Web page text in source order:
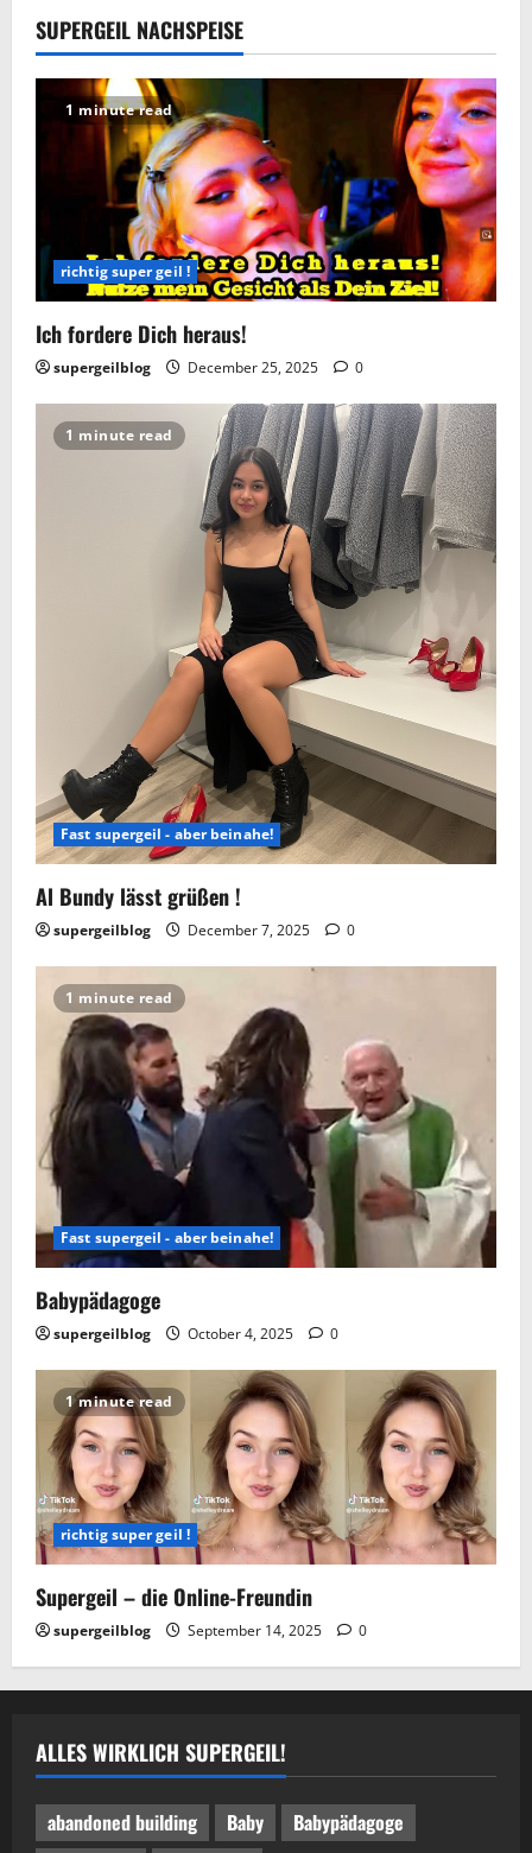
SUPERGEIL NACHSPEISE
1 minute read
richtig super geil !
Ich fordere Dich heraus!
supergeilblog December 25, 2025 0
1 minute read
Fast supergeil - aber beinahe!
Al Bundy lässt grüßen !
supergeilblog December 7, 2025 0
1 minute read
Fast supergeil - aber beinahe!
Babypädagoge
supergeilblog October 4, 2025 0
1 minute read
richtig super geil !
Supergeil – die Online-Freundin
supergeilblog September 14, 2025 0
ALLES WIRKLICH SUPERGEIL!
abandoned building Baby
Babypädagoge